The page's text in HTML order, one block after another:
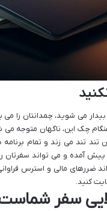
می شوید، چمدانتان را
هنگام چک این، ناگهان
تند تند می زند و تمام
پیش آمده و می تواند سفرتان
مالی و استرس
کنید.
سفر